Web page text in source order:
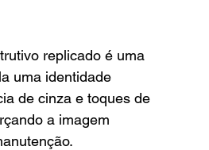
replicado é uma
uma identidade
de cinza e toques de
a imagem